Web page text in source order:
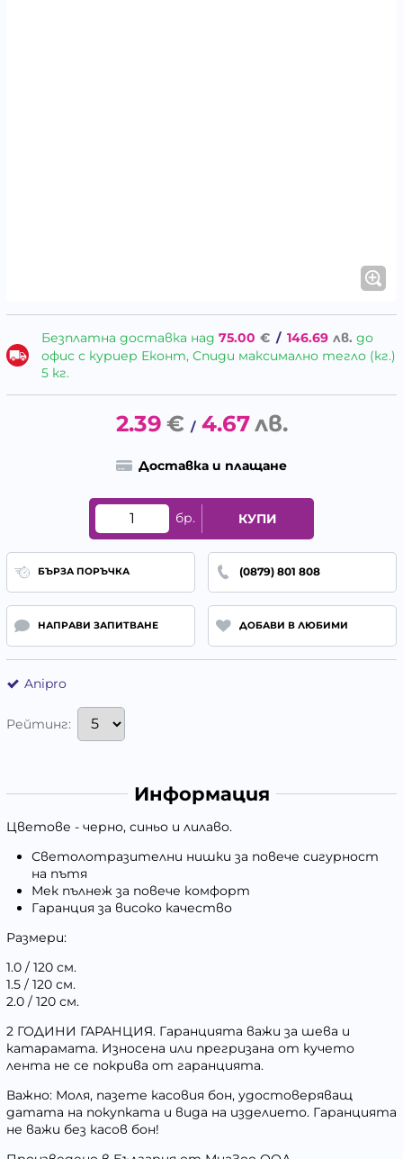
Безплатна доставка над 75.00 € / 146.69 лв. до
офис с куриер Еконт, Спиди максимално тегло (кг.)
5 кг.
2.39 € / 4.67лв.
Доставка и плащане
бр. КУПИ
БЪРЗА ПОРЪЧКА (0879) 801 808
НАПРАВИ ЗАПИТВАНЕ ДОБАВИ В ЛЮБИМИ
Anipro
Рейтинг:
Информация
Цветове - черно, синьо и лилаво.
Светолотразителни нишки за повече сигурност
на пътя
Мек пълнеж за повече комфорт
Гаранция за високо качество
Размери:
1.0 / 120 см.
1.5 / 120 см.
2.0 / 120 см.
2 ГОДИНИ ГАРАНЦИЯ. Гаранцията важи за шева и
катарамата. Износена или прегризана от кучето
лента не се покрива от гаранцията.
Важно: Моля, пазете касовия бон, удостоверяващ
датата на покупката и вида на изделието. Гаранцията
не важи без касов бон!